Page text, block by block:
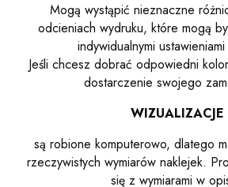
Mogą wystąpić nieznaczne
odcieniach wydruku, które mogą
indywidualnymi
Jeśli chcesz dobrać odpowiedni
dostarczenie swojego
WIZUALIZACJE
są robione komputerowo, dlatego
rzeczywistych wymiarów naklejek.
się z wymiarami w